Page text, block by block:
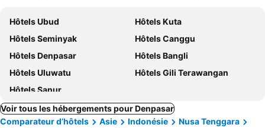
Hôtels Ubud
Hôtels Kuta
Hôtels Seminyak
Hôtels Canggu
Hôtels Denpasar
Hôtels Bangli
Hôtels Uluwatu
Hôtels Gili Terawangan
Hôtels Sanur
Voir tous les hébergements pour Denpasar
Comparateur d’hôtels
Asie Indonésie
Nusa Tenggara